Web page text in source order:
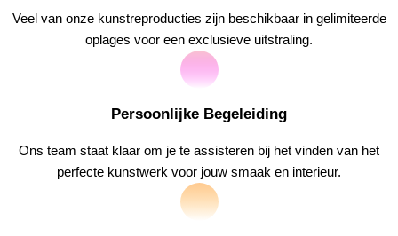
Veel van onze kunstreproducties zijn beschikbaar in gelimiteerde
oplages voor een exclusieve uitstraling.
Persoonlijke Begeleiding
Ons team staat klaar om je te assisteren bij het vinden van het
perfecte kunstwerk voor jouw smaak en interieur.